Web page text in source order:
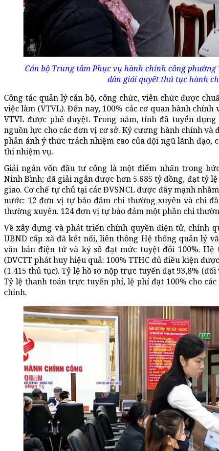
Cán bộ Trung tâm Phục vụ hành chính công
dân giải quyết thủ tục hành
Công tác quản lý cán bộ, công chức, viên chức được
việc làm (VTVL). Đến nay, 100% các cơ quan hành chính
VTVL được phê duyệt. Trong năm, tỉnh đã tuyển
nguồn lực cho các đơn vị cơ sở. Kỷ cương hành chính
phản ánh ý thức trách nhiệm cao của đội ngũ lãnh đạo,
thi nhiệm vụ.
Giải ngân vốn đầu tư công là một điểm nhấn trong
Ninh Bình; đã giải ngân được hơn 5.685 tỷ đồng, đạt tỷ
giao. Cơ chế tự chủ tại các ĐVSNCL được đẩy mạnh
nước: 12 đơn vị tự bảo đảm chi thường xuyên và chi
thường xuyên. 124 đơn vị tự bảo đảm một phần chi
Về xây dựng và phát triển chính quyền điện tử, chính
UBND cấp xã đã kết nối, liên thông Hệ thống quản lý
văn bản điện tử và ký số đạt mức tuyệt đối 100%.
(DVCTT phát huy hiệu quả: 100% TTHC đủ điều kiện
(1.415 thủ tục). Tỷ lệ hồ sơ nộp trực tuyến đạt 93,8%
Tỷ lệ thanh toán trực tuyến phí, lệ phí đạt 100% cho
chính.